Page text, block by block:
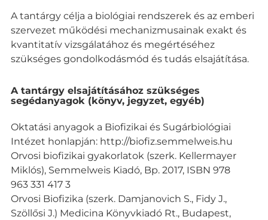
A tantárgy célja a biológiai rendszerek és az emberi
szervezet működési mechanizmusainak exakt és
kvantitatív vizsgálatához és megértéséhez
szükséges gondolkodásmód és tudás elsajátítása.
A tantárgy elsajátításához szükséges
segédanyagok (könyv, jegyzet, egyéb)
Oktatási anyagok a Biofizikai és Sugárbiológiai
Intézet honlapján: http://biofiz.semmelweis.hu
Orvosi biofizikai gyakorlatok (szerk. Kellermayer
Miklós), Semmelweis Kiadó, Bp. 2017, ISBN 978
963 331 417 3
Orvosi Biofizika (szerk. Damjanovich S., Fidy J.,
Szöllősi J.) Medicina Könyvkiadó Rt., Budapest,